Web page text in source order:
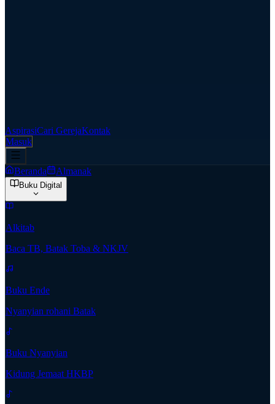
AspirasiCari GerejaKontak
Masuk
Beranda Almanak
Buku Digital
Alkitab
Baca TB, Batak Toba & NKJV
Buku Ende
Nyanyian rohani Batak
Buku Nyanyian
Kidung Jemaat HKBP